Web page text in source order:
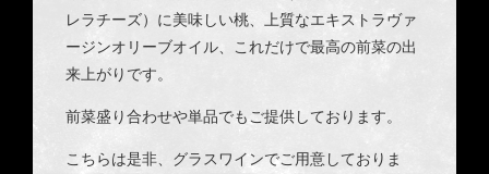
レラチーズ）に美味しい桃、上質なエキストラヴァ
ージンオリーブオイル、これだけで最高の前菜の出
来上がりです。
前菜盛り合わせや単品でもご提供しております。
こちらは是非、グラスワインでご用意しておりま